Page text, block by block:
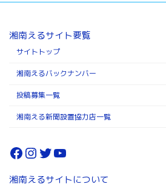
湘南えるサイト要覧
サイトトップ
湘南えるバックナンバー
投稿募集一覧
湘南える新聞設置協力店一覧
Facebook
Instagram
Twitter
YouTube
湘南えるサイトについて